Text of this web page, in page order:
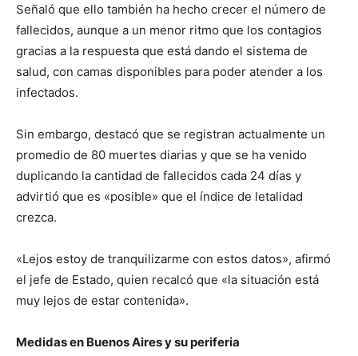
Señaló que ello también ha hecho crecer el número de
fallecidos, aunque a un menor ritmo que los contagios
gracias a la respuesta que está dando el sistema de
salud, con camas disponibles para poder atender a los
infectados.
Sin embargo, destacó que se registran actualmente un
promedio de 80 muertes diarias y que se ha venido
duplicando la cantidad de fallecidos cada 24 días y
advirtió que es «posible» que el índice de letalidad
crezca.
«Lejos estoy de tranquilizarme con estos datos», afirmó
el jefe de Estado, quien recalcó que «la situación está
muy lejos de estar contenida».
Medidas en Buenos Aires y su periferia